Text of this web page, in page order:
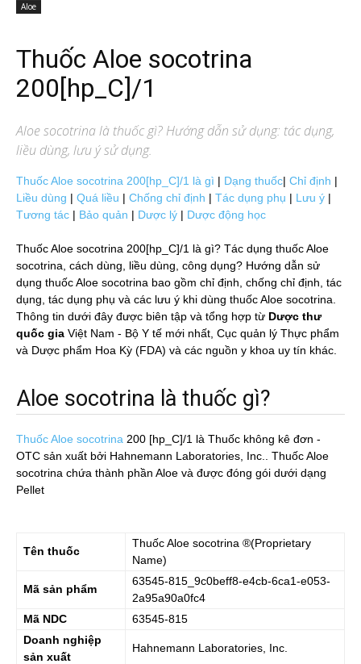
Aloe
Thuốc Aloe socotrina
200[hp_C]/1
Aloe socotrinalà thuốc gì? Hướng dẫn sử dụng: tác dụng,
liều dùng, lưu ý sử dụng.
Thuốc Aloe socotrina 200[hp_C]/1 là gì | Dạng thuốc| Chỉ định |
Liều dùng | Quá liều | Chống chỉ định | Tác dụng phụ | Lưu ý |
Tương tác | Bảo quản | Dược lý | Dược động học
Thuốc Aloe socotrina 200[hp_C]/1 là gì? Tác dụng thuốc Aloe
socotrina, cách dùng, liều dùng, công dụng? Hướng dẫn sử
dụng thuốc Aloe socotrina bao gồm chỉ định, chống chỉ định, tác
dụng, tác dụng phụ và các lưu ý khi dùng thuốc Aloe socotrina.
Thông tin dưới đây được biên tập và tổng hợp từ Dược thư
quốc gia Việt Nam - Bộ Y tế mới nhất, Cục quản lý Thực phẩm
và Dược phẩm Hoa Kỳ (FDA) và các nguồn y khoa uy tín khác.
Aloe socotrina là thuốc gì?
Thuốc Aloe socotrina 200 [hp_C]/1 là Thuốc không kê đơn -
OTC sản xuất bởi Hahnemann Laboratories, Inc.. Thuốc Aloe
socotrina chứa thành phần Aloe và được đóng gói dưới dạng
Pellet
Tên thuốc
ThuốcAloe socotrina ®(Proprietary
Name)
Mã sản phẩm
63545-815_9c0beff8-e4cb-6ca1-e053-
2a95a90a0fc4
Mã NDC
63545-815
Doanh nghiệp
sản xuất
Hahnemann Laboratories, Inc.